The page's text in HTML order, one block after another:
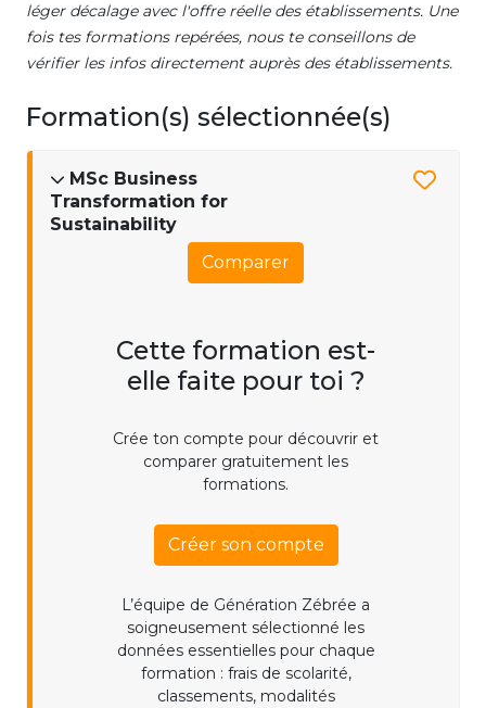
léger décalage avec l'offre réelle des établissements. Une
fois tes formations repérées, nous te conseillons de
vérifier les infos directement auprès des établissements.
Formation(s) sélectionnée(s)
MSc Business
Transformation for
Sustainability
Comparer
Cette formation est-
elle faite pour toi ?
Crée ton compte pour découvrir et
comparer gratuitement les
formations.
Créer son compte
L’équipe de Génération Zébrée a
soigneusement sélectionné les
données essentielles pour chaque
formation : frais de scolarité,
classements, modalités